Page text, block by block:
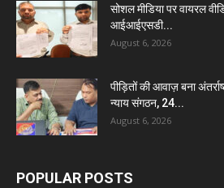
सोशल मीडिया पर वायरल
आईआईएसडी...
August 6, 2026
पीड़ितों की आवाज़ बना
न्याय संगठन, 24...
August 6, 2026
POPULAR POSTS